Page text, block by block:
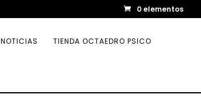
0 elementos
NOTICIAS TIENDA OCTAEDRO PSICO